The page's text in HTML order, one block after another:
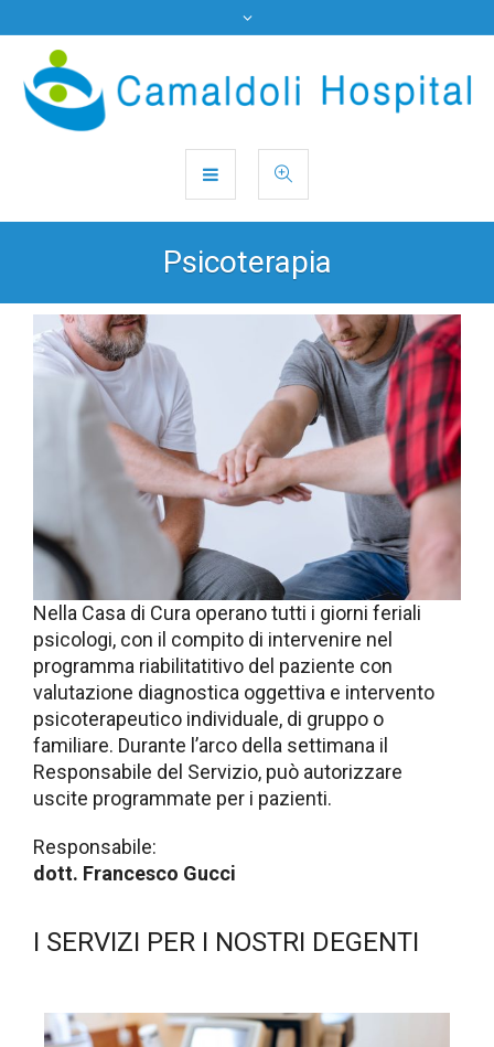
Psicoterapia
Nella Casa di Cura operano tutti i giorni feriali
psicologi, con il compito di intervenire nel
programma riabilitatitivo del paziente con
valutazione diagnostica oggettiva e intervento
psicoterapeutico individuale, di gruppo o
familiare. Durante l’arco della settimana il
Responsabile del Servizio, può autorizzare
uscite programmate per i pazienti.
Responsabile:
dott. Francesco Gucci
I SERVIZI PER I NOSTRI DEGENTI